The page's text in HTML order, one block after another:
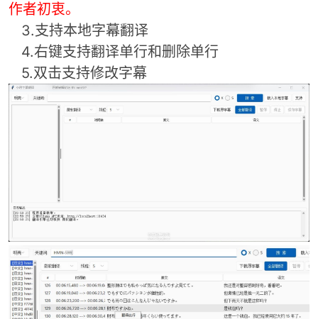
作者初衷。
3.支持本地字幕翻译
4.右键支持翻译单行和删除单行
5.双击支持修改字幕